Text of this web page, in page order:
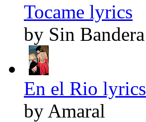
Tocame lyrics
by Sin Bandera
En el Rio lyrics
by Amaral